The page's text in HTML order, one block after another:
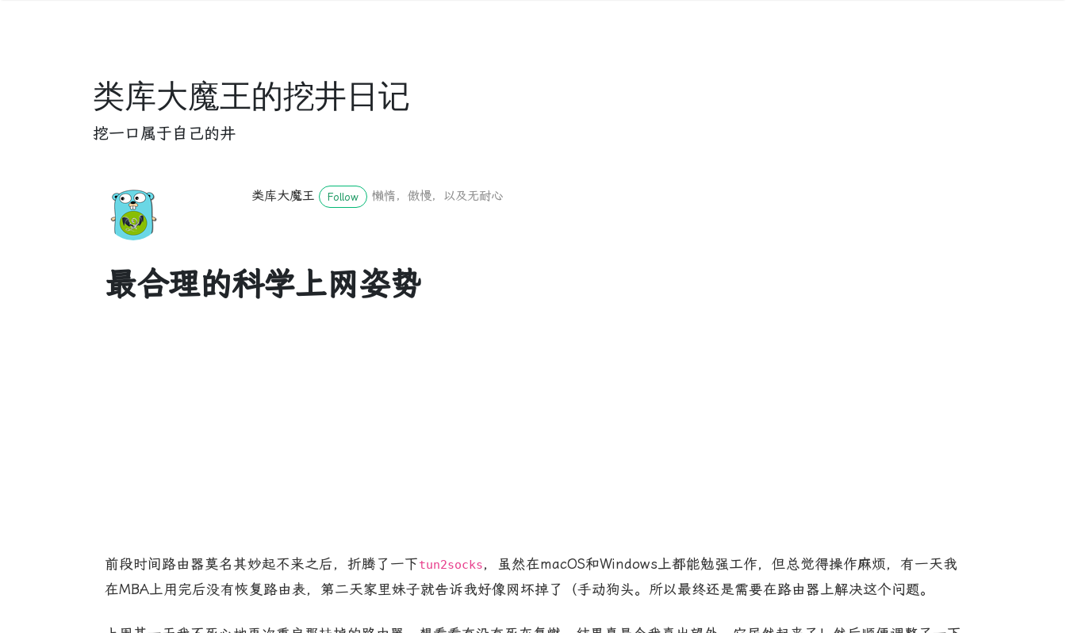
类库大魔王的挖井日记
挖一口属于自己的井
类库大魔王 Follow 懒惰，傲慢，以及无耐心
最合理的科学上网姿势
前段时间路由器莫名其妙起不来之后，折腾了一下tun2socks，虽然在macOS和Windows上都能勉强工作，但总觉得操作麻烦，有一天我
在MBA上用完后没有恢复路由表，第二天家里妹子就告诉我好像网坏掉了（手动狗头。所以最终还是需要在路由器上解决这个问题。